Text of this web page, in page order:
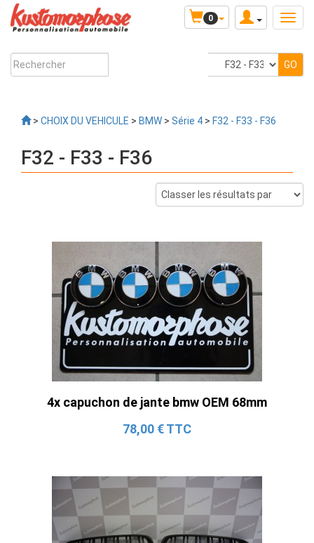
0
> CHOIX DU VEHICULE > BMW > Série 4 > F32 - F33 - F36
F32 - F33 - F36
4x capuchon de jante bmw OEM 68mm
78,00 € TTC